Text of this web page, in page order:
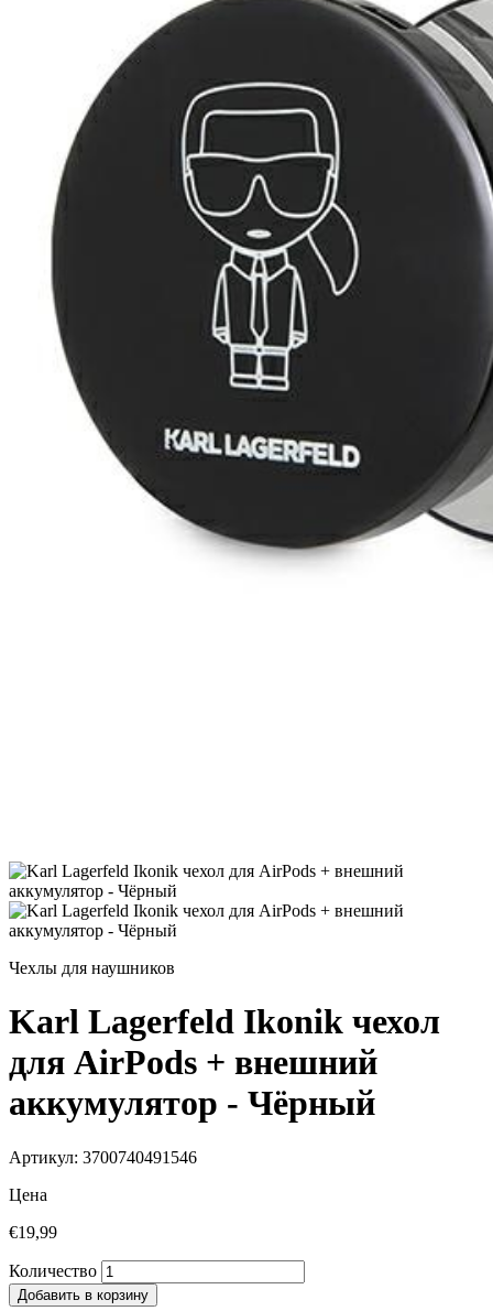
Чехлы для наушников
Karl Lagerfeld Ikonik чехол
для AirPods + внешний
аккумулятор - Чёрный
Артикул: 3700740491546
Цена
€19,99
Количество
Добавить в корзину